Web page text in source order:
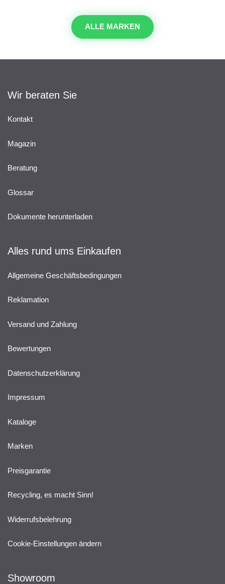
ALLE MARKEN
Wir beraten Sie
Kontakt
Magazin
Beratung
Glossar
Dokumente herunterladen
Alles rund ums Einkaufen
Allgemeine Geschäftsbedingungen
Reklamation
Versand und Zahlung
Bewertungen
Datenschutzerklärung
Impressum
Kataloge
Marken
Preisgarantie
Recycling, es macht Sinn!
Widerrufsbelehrung
Cookie-Einstellungen ändern
Showroom